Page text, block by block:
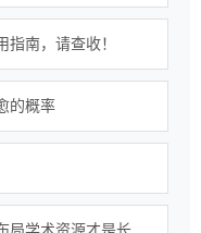
南，请查收！
的概率